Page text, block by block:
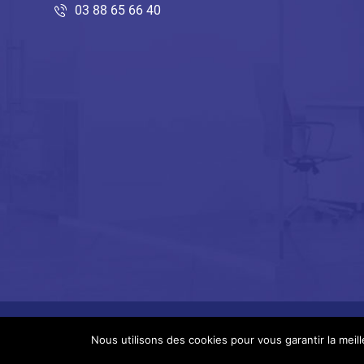
03 88 65 66 40
Nous utilisons des cookies pour vous garantir la